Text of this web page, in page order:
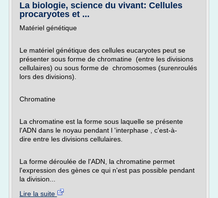
La biologie, science du vivant: Cellules
procaryotes et ...
Matériel génétique
Le matériel génétique des cellules eucaryotes peut se
présenter sous forme de chromatine (entre les divisions
cellulaires) ou sous forme de chromosomes (surenroulés
lors des divisions).
Chromatine
La chromatine est la forme sous laquelle se présente
l'ADN dans le noyau pendant l 'interphase , c'est-à-
dire entre les divisions cellulaires.
La forme déroulée de l'ADN, la chromatine permet
l'expression des gènes ce qui n'est pas possible pendant
la division...
Lire la suite